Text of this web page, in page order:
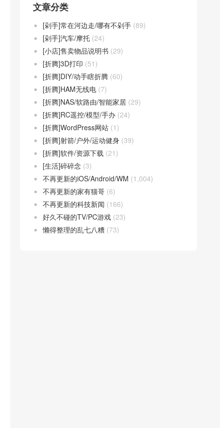
文章分类
[剁手]常在河边走/哪有不剁手 (89)
[剁手]汽车/摩托 (24)
[小店]售卖物品说明书 (29)
[折腾]3D打印 (51)
[折腾]DIY/动手瞎折腾 (60)
[折腾]HAM无线电 (7)
[折腾]NAS/软路由/智能家居 (29)
[折腾]RC遥控/模型/手办 (24)
[折腾]WordPress网站 (1)
[折腾]射箭/户外/运动健身 (39)
[折腾]软件/资源下载 (21)
[生活]碎碎念 (3)
不再更新的iOS/Android/WM (1,004)
不再更新的家有猫哥 (6)
不再更新的科技新闻 (166)
好久不碰的TV/PC游戏 (23)
懒得整理的乱七八糟 (73)